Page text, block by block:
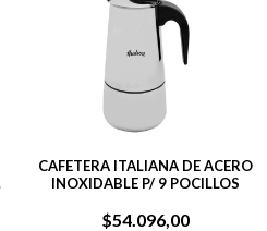
CAFETERA ITALIANA DE ACERO
INOXIDABLE P/ 9 POCILLOS
$54.096,00